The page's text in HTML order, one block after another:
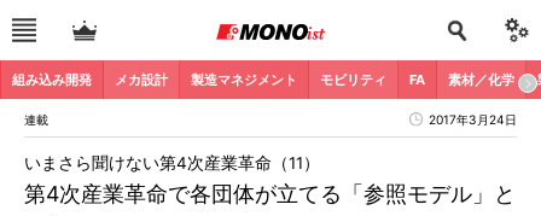
組み込み開発 メカ設計 製造マネジメント モビリティ FA 素材／化学
連載 2017年3月24日
第4次産業革命で各団体が立てる「参照モデル」と
いまさら聞けない第4次産業革命（11）